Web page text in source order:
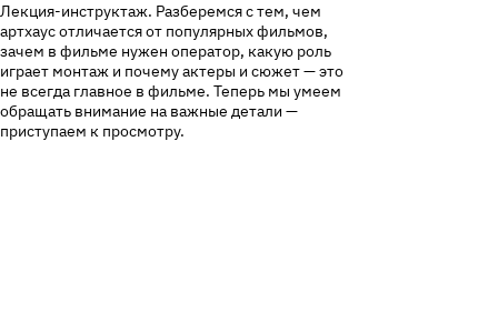
Лекция-инструктаж. Разберемся с тем, чем
артхаус отличается от популярных фильмов,
зачем в фильме нужен оператор, какую роль
играет монтаж и почему актеры и сюжет — это
не всегда главное в фильме. Теперь мы умеем
обращать внимание на важные детали —
приступаем к просмотру.